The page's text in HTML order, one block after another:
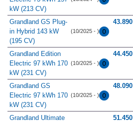
kW (213 CV)
Grandland GS Plug-
in Hybrid 143 kW
(195 CV)
(10/2025 - )
43.890
Grandland Edition
Electric 97 kWh 170
kW (231 CV)
(10/2025 - )
44.450
Grandland GS
Electric 97 kWh 170
kW (231 CV)
(10/2025 - )
48.090
Grandland Ultimate
51.450